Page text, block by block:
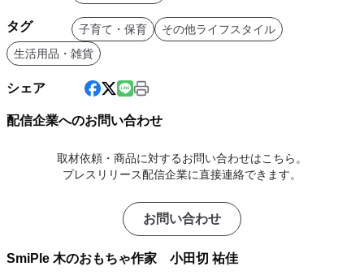
タグ 子育て・保育
その他ライフスタイル
生活用品・雑貨
シェア
配信企業へのお問い合わせ
取材依頼・商品に対するお問い合わせはこちら。
プレスリリース配信企業に直接連絡できます。
お問い合わせ
SmiPle 木のおもちゃ作家 小田切 祐佳